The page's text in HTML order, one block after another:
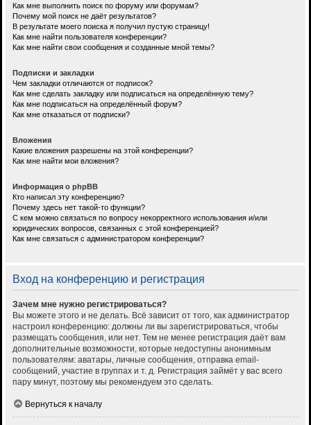
Как мне выполнить поиск по форуму или форумам?
Почему мой поиск не даёт результатов?
В результате моего поиска я получил пустую страницу!
Как мне найти пользователя конференции?
Как мне найти свои сообщения и созданные мной темы?
Подписки и закладки
Чем закладки отличаются от подписок?
Как мне сделать закладку или подписаться на определённую тему?
Как мне подписаться на определённый форум?
Как мне отказаться от подписки?
Вложения
Какие вложения разрешены на этой конференции?
Как мне найти мои вложения?
Информация о phpBB
Кто написал эту конференцию?
Почему здесь нет такой-то функции?
С кем можно связаться по вопросу некорректного использования и/или
юридических вопросов, связанных с этой конференцией?
Как мне связаться с администратором конференции?
Вход на конференцию и регистрация
Зачем мне нужно регистрироваться?
Вы можете этого и не делать. Всё зависит от того, как администратор
настроил конференцию: должны ли вы зарегистрироваться, чтобы
размещать сообщения, или нет. Тем не менее регистрация даёт вам
дополнительные возможности, которые недоступны анонимным
пользователям: аватары, личные сообщения, отправка email-
сообщений, участие в группах и т. д. Регистрация займёт у вас всего
пару минут, поэтому мы рекомендуем это сделать.
Вернуться к началу